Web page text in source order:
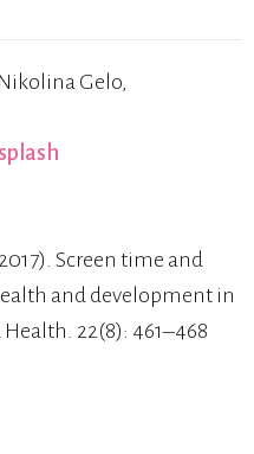
Gelo,
Screen time and
and development in
22(8): 461–468